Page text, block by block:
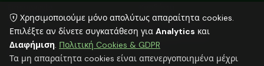
Τρόποι Παραγγελίας
Τρόποι Αποστολής & Πληρωμής
Blog
Λουλούδια - Βάζα
Αποξηραμένα φυτά
Χρησιμοποιούμε μόνο απολύτως απαραίτητα cookies.
Επιλέξτε αν δίνετε συγκατάθεση για Analytics και
Διαφήμιση. Πολιτική Cookies & GDPR
Τα μη απαραίτητα cookies είναι απενεργοποιημένα μέχρι